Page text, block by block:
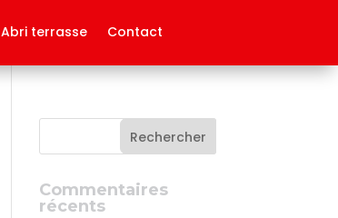
Abri terrasse Contact
Commentaires
récents